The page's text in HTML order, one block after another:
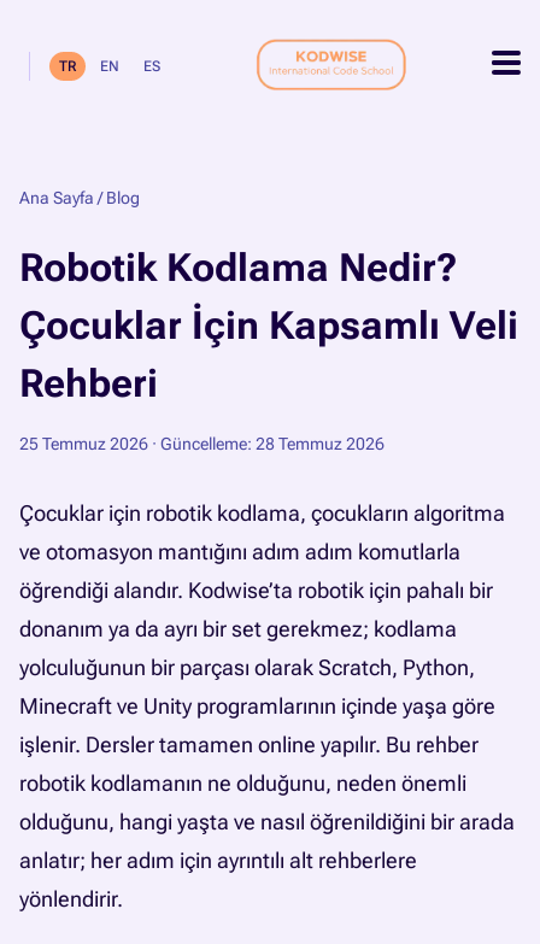
TR EN ES
Ana Sayfa /Blog
Robotik Kodlama Nedir?
Çocuklar İçin Kapsamlı Veli
Rehberi
25 Temmuz 2026 · Güncelleme: 28 Temmuz 2026
Çocuklar için robotik kodlama, çocukların algoritma
ve otomasyon mantığını adım adım komutlarla
öğrendiği alandır. Kodwise’ta robotik için pahalı bir
donanım ya da ayrı bir set gerekmez; kodlama
yolculuğunun bir parçası olarak Scratch, Python,
Minecraft ve Unity programlarının içinde yaşa göre
işlenir. Dersler tamamen online yapılır. Bu rehber
robotik kodlamanın ne olduğunu, neden önemli
olduğunu, hangi yaşta ve nasıl öğrenildiğini bir arada
anlatır; her adım için ayrıntılı alt rehberlere
yönlendirir.